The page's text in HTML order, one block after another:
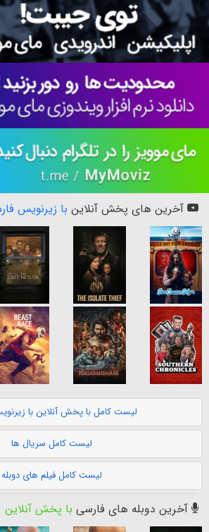
آخرین های پخش آنلاین با زیرنویس
لیست کامل با پخش آنلاین با
لیست کامل سریال ها
لیست کامل فیلم های دوبله
آخرین دوبله های فارسی با پخش آنلاین